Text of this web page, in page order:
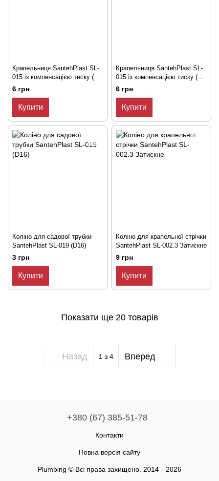
Крапельниця SantehPlast SL-
015 із компенсацією тиску (4л/
год) Зелена
6 грн
Купити
Крапельниця SantehPlast SL-
015 із компенсацією тиску (8л/
год) Голубая
6 грн
Купити
Коліно для садової трубки
SantehPlast SL-019 (D16)
3 грн
Купити
Коліно для крапельної стрічки
SantehPlast SL-002.3 Затискне
9 грн
Купити
Показати ще 20 товарів
Назад 1з 4 Вперед
+380 (67) 385-51-78
Контакти
Повна версія сайту
Plumbing © Всі права захищено. 2014—2026